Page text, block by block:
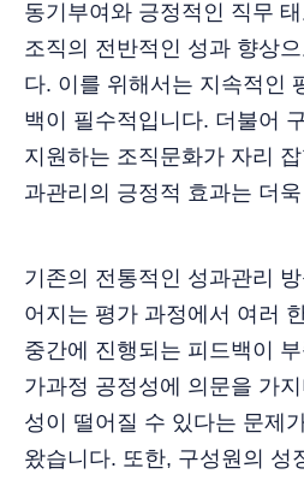
동기부여와 긍정적인 직무
조직의 전반적인 성과 향상
다. 이를 위해서는 지속적인
백이 필수적입니다. 더불어
지원하는 조직문화가 자리
과관리의 긍정적 효과는 더
기존의 전통적인 성과관리
어지는 평가 과정에서 여러
중간에 진행되는 피드백이
가과정 공정성에 의문을 가
성이 떨어질 수 있다는 문제
왔습니다. 또한, 구성원의 성